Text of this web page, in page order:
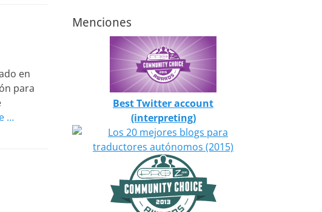
en
para
…
Menciones
Best Twitter account
(interpreting)